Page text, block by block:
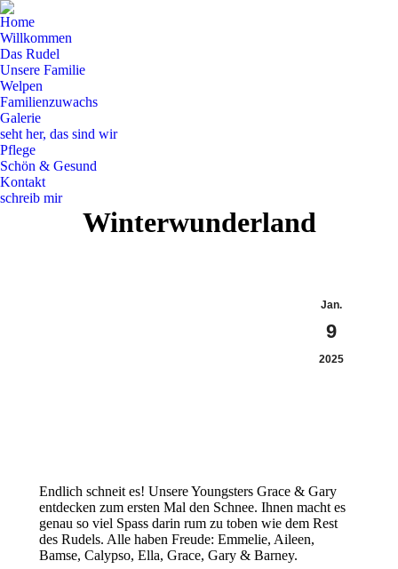
Home
Willkommen
Das Rudel
Unsere Familie
Welpen
Familienzuwachs
Galerie
seht her, das sind wir
Pflege
Schön & Gesund
Kontakt
schreib mir
Winterwunderland
Jan.
9
2025
Endlich schneit es! Unsere Youngsters Grace & Gary
entdecken zum ersten Mal den Schnee. Ihnen macht es
genau so viel Spass darin rum zu toben wie dem Rest
des Rudels. Alle haben Freude: Emmelie, Aileen,
Bamse, Calypso, Ella, Grace, Gary & Barney.